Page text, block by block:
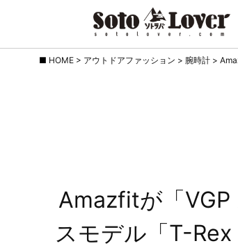
HOME > アウトドアファッション > 腕時計 >
Amazfitが「
スモデル「T-